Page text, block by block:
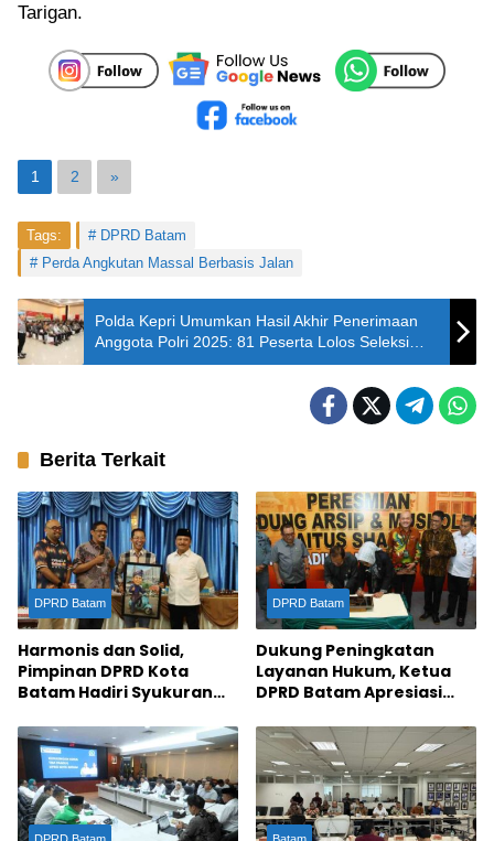
Tarigan.
1 2 »
Tags:
DPRD Batam
Perda Angkutan Massal Berbasis Jalan
Polda Kepri Umumkan Hasil Akhir Penerimaan
Anggota Polri 2025: 81 Peserta Lolos Seleksi
Ketat
Berita Terkait
DPRD Batam
Harmonis dan Solid,
Pimpinan DPRD Kota
Batam Hadiri Syukuran
Amsakar Achmad
DPRD Batam
Dukung Peningkatan
Layanan Hukum, Ketua
DPRD Batam Apresiasi
dan Musala PN Batam